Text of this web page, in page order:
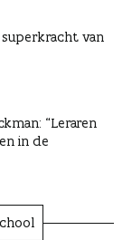
superkracht van
“Leraren
in de